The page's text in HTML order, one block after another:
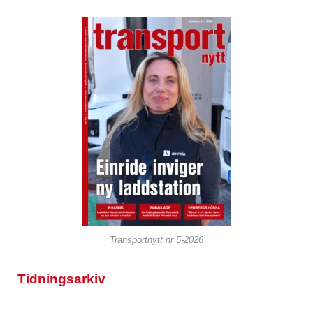
Transportnytt nr 5-2026
Tidningsarkiv